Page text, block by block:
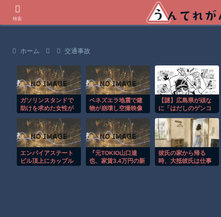
ホーム 交通事故
ガソリンスタンドで
助けを求めた女性が
間！！
ベネズエラ地震で建
物が崩壊し空撮映像
る。
【謎】広島県が頑な
に「はだしのゲンコ
い理由
エンパイアステート
ビル頂上にカップル
『元TOKIO山口達
也、家賃3.4万円の新
彼氏の家から帰る
時、大抵彼氏は仕事
検索